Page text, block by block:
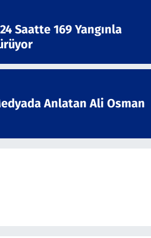
Saatte 169 Yangınla
Anlatan Ali Osman